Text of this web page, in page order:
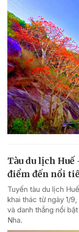
Tàu du lịch
điểm đến nổi
Tuyến tàu du lịch
khai thác từ ngày 1/
và danh thắng nổi
Nha.